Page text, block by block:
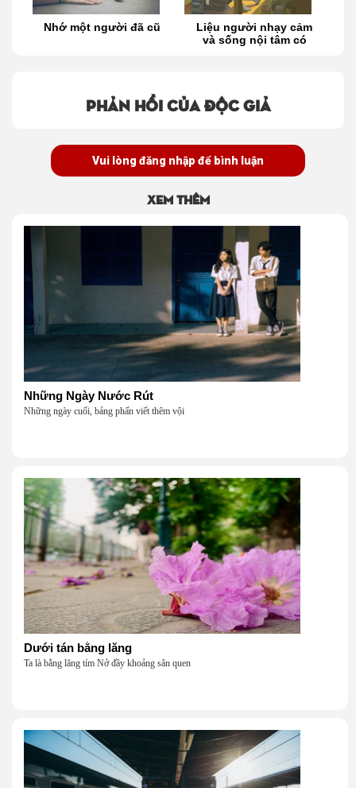
Nhớ một người đã cũ
Liệu người nhạy cảm
và sống nội tâm có
Phản hồi của độc giả
Vui lòng đăng nhập để bình luận
Xem thêm
Những Ngày Nước Rút
Những ngày cuối, bảng phấn viết thêm vội
Dưới tán bằng lăng
Ta là bằng lăng tím Nở đầy khoảng sân quen